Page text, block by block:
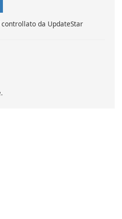
da UpdateStar